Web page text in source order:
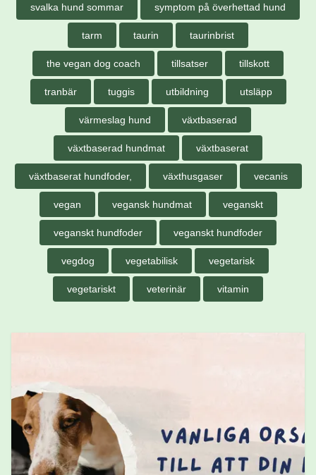
svalka hund sommar symptom på överhettad hund
tarm taurin taurinbrist
the vegan dog coach tillsatser tillskott
tranbär tuggis utbildning utsläpp
värmeslag hund växtbaserad
växtbaserad hundmat växtbaserat
växtbaserat hundfoder, växthusgaser vecanis
vegan vegansk hundmat veganskt
veganskt hundfoder veganskt hundfoder
vegdog vegetabilisk vegetarisk
vegetariskt veterinär vitamin